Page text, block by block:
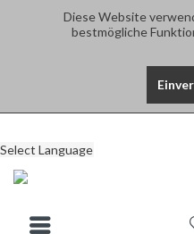
Diese Website
bestmögliche
Select Language